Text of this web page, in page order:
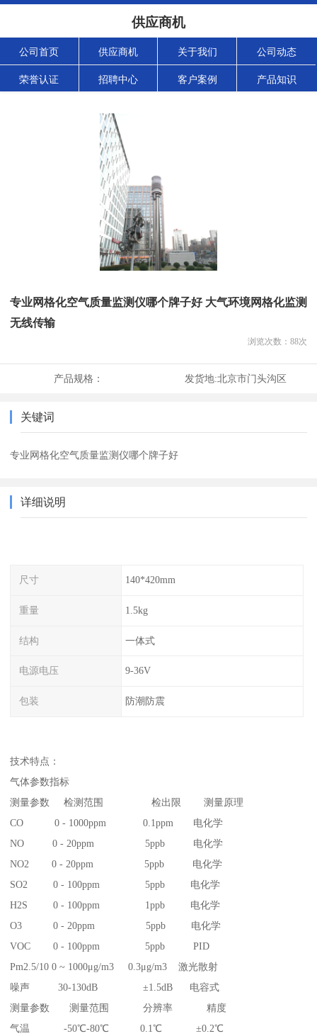
供应商机
公司首页 供应商机 关于我们 公司动态
荣誉认证 招聘中心 客户案例 产品知识
专业网格化空气质量监测仪哪个牌子好 大气环境网格化监测
无线传输
浏览次数： 88次
产品规格： 发货地:北京市门头沟区
关键词
专业网格化空气质量监测仪哪个牌子好
详细说明
尺寸 140*420mm
重量 1.5kg
结构 一体式
电源电压 9-36V
包装 防潮防震
技术特点：
气体参数指标
测量参数 检测范围 检出限 测量原理
CO 0 - 1000ppm 0.1ppm 电化学
NO 0 - 20ppm 5ppb 电化学
NO2 0 - 20ppm 5ppb 电化学
SO2 0 - 100ppm 5ppb 电化学
H2S 0 - 100ppm 1ppb 电化学
O3 0 - 20ppm 5ppb 电化学
VOC 0 - 100ppm 5ppb PID
Pm2.5/10 0 ~ 1000μg/m3 0.3μg/m3 激光散射
噪声 30-130dB ±1.5dB 电容式
测量参数 测量范围 分辨率 精度
气温 -50℃-80℃ 0.1℃ ±0.2℃